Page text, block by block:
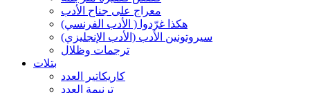
معراج على جناح الأدب
هكذا غرّدوا ( الأدب الفرنسي)
سيروتونين الأدب (الأدب الإنجليزي)
ترجمات وظلال
بتلات
كاريكاتير العدد
ترنيمة العدد